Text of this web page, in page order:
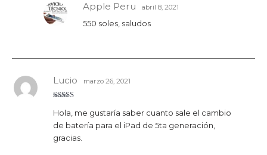
Apple Peru abril 8, 2021
550 soles, saludos
con5de 5
Lucio marzo 26, 2021
Hola, me gustaría saber cuanto sale el cambio
de batería para el iPad de 5ta generación,
gracias.